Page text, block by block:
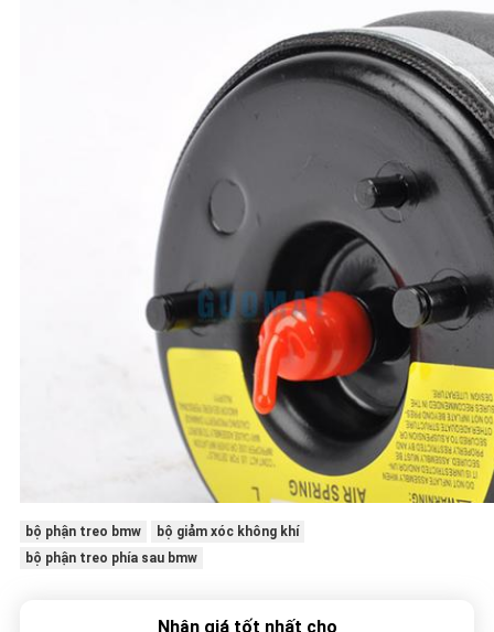
bộ phận treo bmw
bộ giảm xóc không khí
bộ phận treo phía sau bmw
Nhận giá tốt nhất cho